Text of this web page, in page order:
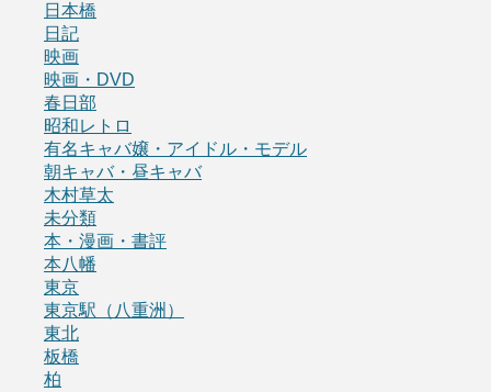
日本橋
日記
映画
映画・DVD
春日部
昭和レトロ
有名キャバ嬢・アイドル・モデル
朝キャバ・昼キャバ
木村草太
未分類
本・漫画・書評
本八幡
東京
東京駅（八重洲）
東北
板橋
柏